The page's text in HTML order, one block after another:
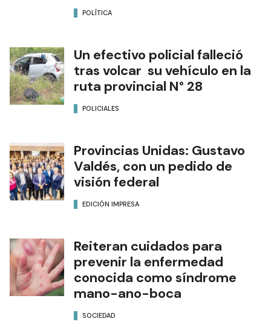
POLÍTICA
Un efectivo policial falleció
tras volcar su vehículo en la
ruta provincial N° 28
POLICIALES
Provincias Unidas: Gustavo
Valdés, con un pedido de
visión federal
EDICIÓN IMPRESA
Reiteran cuidados para
prevenir la enfermedad
conocida como síndrome
mano-ano-boca
SOCIEDAD